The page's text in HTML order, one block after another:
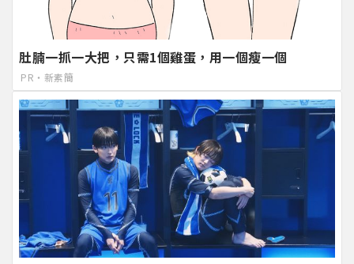
肚腩一抓一大把，只需1個雞蛋，用一個瘦一個
PR・新素簡